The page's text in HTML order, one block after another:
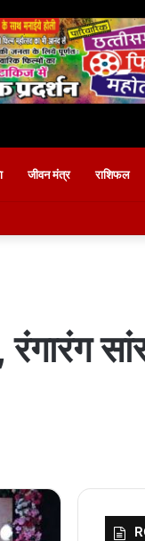
जीवन मंत्र राशिफल
रंगारंग